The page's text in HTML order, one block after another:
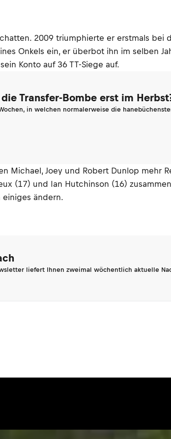
2009 triumphierte er erstmals bei
Onkels ein, er überbot ihn im selben
Konto auf 36 TT-Siege auf.
Transfer-Bombe erst im
in welchen normalerweise die
Michael, Joey und Robert Dunlop
(17) und Ian Hutchinson (16)
ändern.
liefert Ihnen zweimal wöchentlich aktuelle